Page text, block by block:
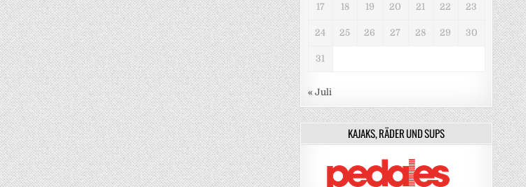
17 18 19 20 21 22 23
24 25 26 27 28 29 30
31
« Juli
KAJAKS, RÄDER UND SUPS